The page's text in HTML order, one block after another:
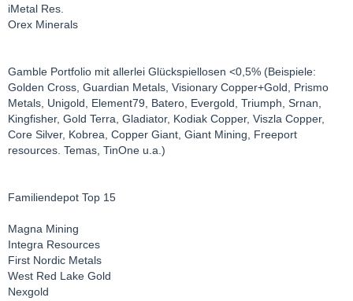
iMetal Res.
Orex Minerals
Gamble Portfolio mit allerlei Glückspiellosen <0,5% (Beispiele:
Golden Cross, Guardian Metals, Visionary Copper+Gold, Prismo
Metals, Unigold, Element79, Batero, Evergold, Triumph, Srnan,
Kingfisher, Gold Terra, Gladiator, Kodiak Copper, Viszla Copper,
Core Silver, Kobrea, Copper Giant, Giant Mining, Freeport
resources. Temas, TinOne u.a.)
Familiendepot Top 15
Magna Mining
Integra Resources
First Nordic Metals
West Red Lake Gold
Nexgold